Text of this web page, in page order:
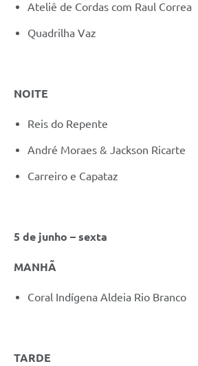
Ateliê de Cordas com Raul Correa
Quadrilha Vaz
NOITE
Reis do Repente
André Moraes & Jackson Ricarte
Carreiro e Capataz
5 de junho – sexta
MANHÃ
Coral Indígena Aldeia Rio Branco
TARDE